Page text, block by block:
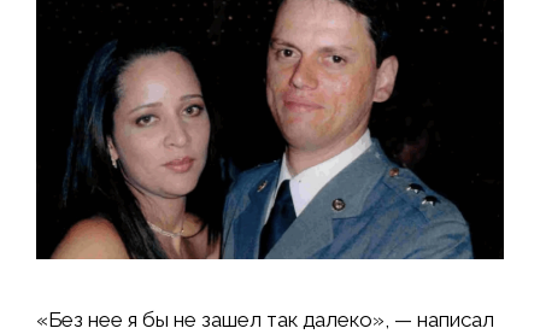
«Без нее я бы не зашел так далеко», — написал